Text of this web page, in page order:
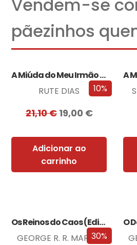
Vendem-se
pãezinhos
10%
A Miúda do Meu Irmão – Edição…
RUTE DIAS
21,10€ 19,00 €
Adicionar ao
carrinho
30%
Os Reinos do Caos (Edição especial limitada)
GEORGE R. R. MARTIN